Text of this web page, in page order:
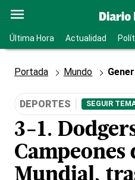
Última Hora Actualidad
Portada Mundo
DEPORTES SEGUIR
3-1.
Campeones